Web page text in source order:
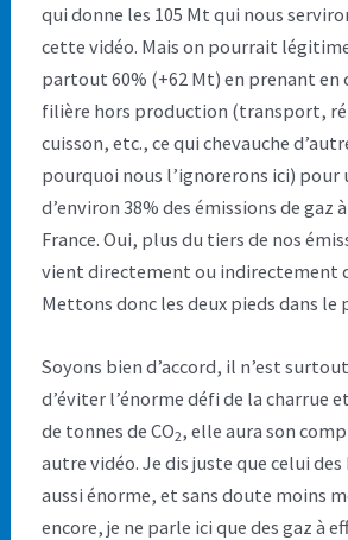
qui donne les 105 Mt qui nous
cette vidéo. Mais on pourrait
partout 60% (+62 Mt) en prenant
filière hors production (transport,
cuisson, etc., ce qui chevauche
pourquoi nous l’ignorerons ici)
d’environ 38% des émissions de gaz
France. Oui, plus du tiers de nos
vient directement ou indirectement
Mettons donc les deux pieds dans le
Soyons bien d’accord, il n’est
d’éviter l’énorme défi de la charrue
de tonnes de CO2, elle aura son
autre vidéo. Je dis juste que celui
aussi énorme, et sans doute moins
encore, je ne parle ici que des gaz à